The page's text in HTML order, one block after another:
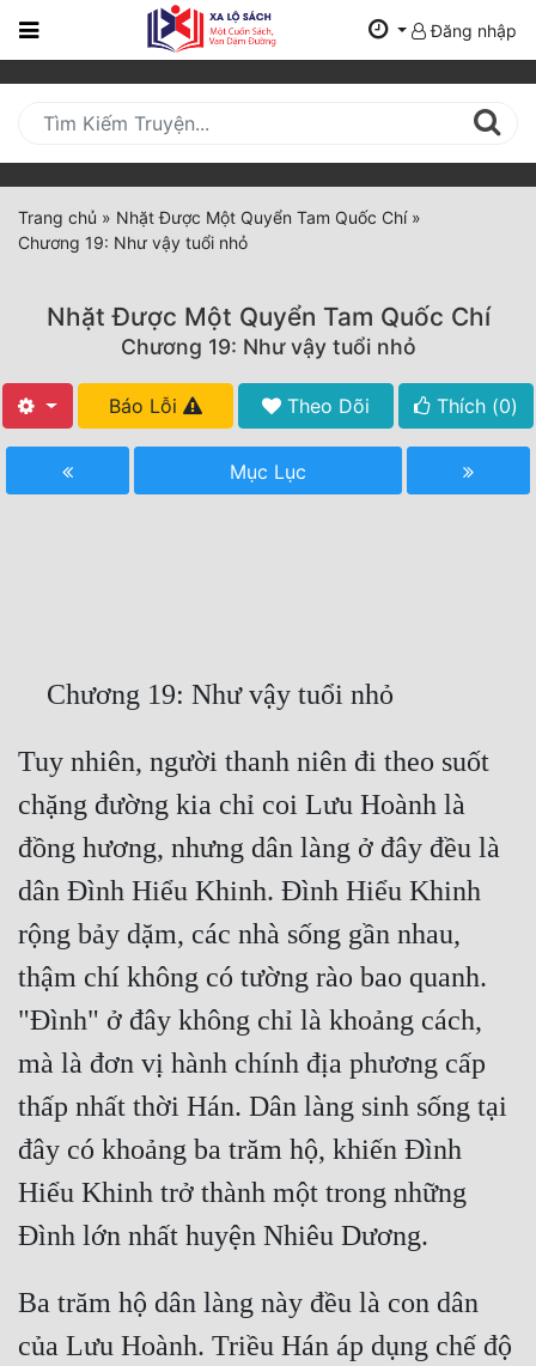
Trang
Mới
Cập
Nhật
(current)
Thể Loại
Tất Cả
Hoàn Thành
Truyện Nhập Môn
Truyện ngắn
Xa Lộ Dịch
Cung Đấu
Cạnh Kỹ
Du Hí
Dã Sử
Dị Giới
Đăng nhập
Trang chủ » Nhặt Được Một Quyển Tam Quốc Chí»
Chương 19: Như vậy tuổi nhỏ
Nhặt Được Một Quyển Tam Quốc Chí
Chương 19: Như vậy tuổi nhỏ
Báo Lỗi Theo Dõi Thích (0)
Mục Lục
Tuy nhiên, người thanh niên đi theo suốt
chặng đường kia chỉ coi Lưu Hoành là
đồng hương, nhưng dân làng ở đây đều là
dân Đình Hiểu Khinh. Đình Hiểu Khinh
rộng bảy dặm, các nhà sống gần nhau,
thậm chí không có tường rào bao quanh.
"Đình" ở đây không chỉ là khoảng cách,
mà là đơn vị hành chính địa phương cấp
thấp nhất thời Hán. Dân làng sinh sống tại
đây có khoảng ba trăm hộ, khiến Đình
Hiểu Khinh trở thành một trong những
Ba trăm hộ dân làng này đều là con dân
của Lưu Hoành. Triều Hán áp dụng chế độ